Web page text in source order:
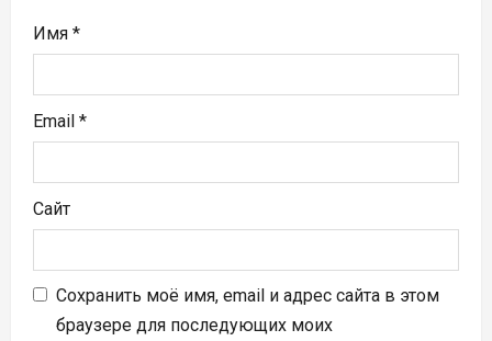
я
Имя *
Email *
Сайт
Сохранить моё имя, email и адрес сайта в этом
браузере для последующих моих